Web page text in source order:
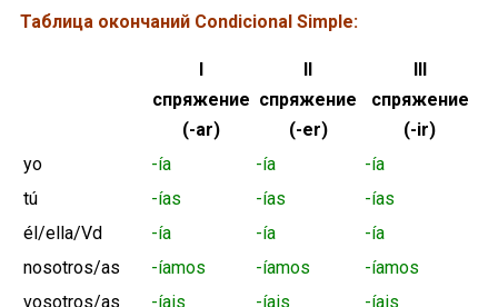
Таблица окончаний Condicional Simple:
спряжение
(-ar)
спряжение
(-er)
спряжение
(-ir)
yo
-ía -ía
-ía
tú
-ías -ías
-ías
él/ella/Vd
-ía -ía
-ía
nosotros/as
-íamos -íamos
-íamos
vosotros/as
-íais -íais
-íais